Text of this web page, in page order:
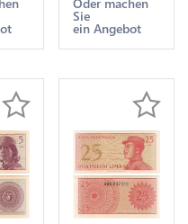
Sie
ein Angebot